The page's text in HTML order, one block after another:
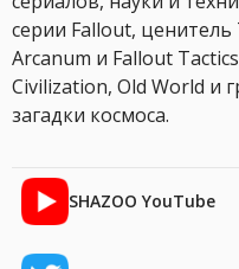
серии Fallout,
Arcanum и Fallout
Civilization, Old World и
загадки космоса.
SHAZOO YouTube